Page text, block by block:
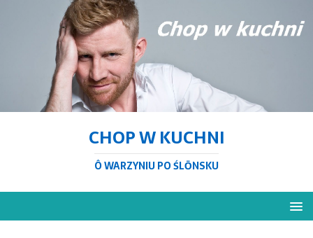
CHOP W KUCHNI
Ô WARZYNIU PO ŚLŌNSKU